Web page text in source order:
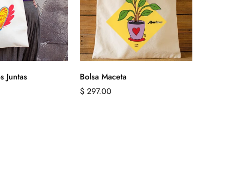
Juntas
Bolsa Maceta
Precio
$ 297.00